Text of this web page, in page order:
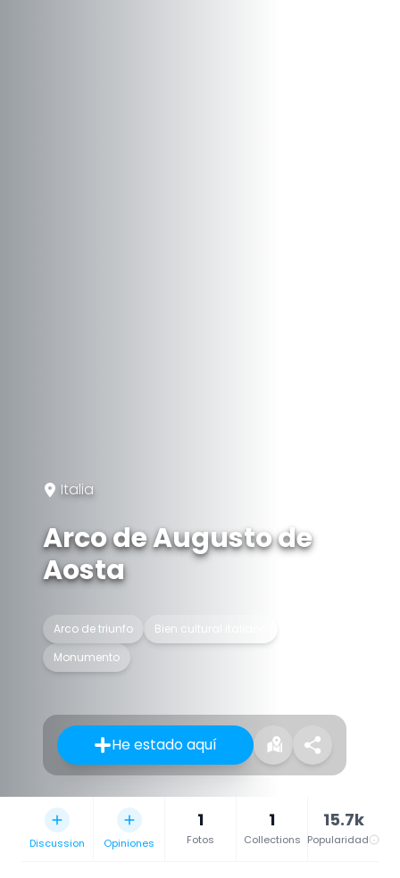
Italia
Arco de Augusto de
Aosta
Arco de triunfo
Bien cultural italiano
Monumento
He estado aquí
Discussion Opiniones
1
Fotos
1
Collections
15.7k
Popularidad